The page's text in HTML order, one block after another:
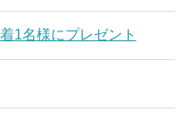
1名様にプレゼント